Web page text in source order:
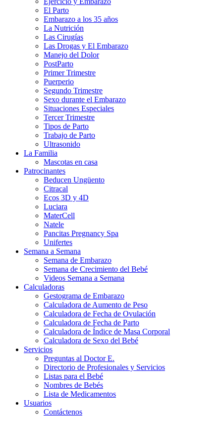
El Parto
Embarazo a los 35 años
La Nutrición
Las Cirugías
Las Drogas y El Embarazo
Manejo del Dolor
PostParto
Primer Trimestre
Puerperio
Segundo Trimestre
Sexo durante el Embarazo
Situaciones Especiales
Tercer Trimestre
Tipos de Parto
Trabajo de Parto
Ultrasonido
La Familia
Mascotas en casa
Patrocinantes
Beducen Ungüento
Citracal
Ecos 3D y 4D
Luciara
MaterCell
Natele
Pancitas Pregnancy Spa
Unifertes
Semana a Semana
Semana de Embarazo
Semana de Crecimiento del Bebé
Videos Semana a Semana
Calculadoras
Gestograma de Embarazo
Calculadora de Aumento de Peso
Calculadora de Fecha de Ovulación
Calculadora de Fecha de Parto
Calculadora de Índice de Masa Corporal
Calculadora de Sexo del Bebé
Servicios
Preguntas al Doctor E.
Directorio de Profesionales y Servicios
Listas para el Bebé
Nombres de Bebés
Lista de Medicamentos
Usuarios
Contáctenos